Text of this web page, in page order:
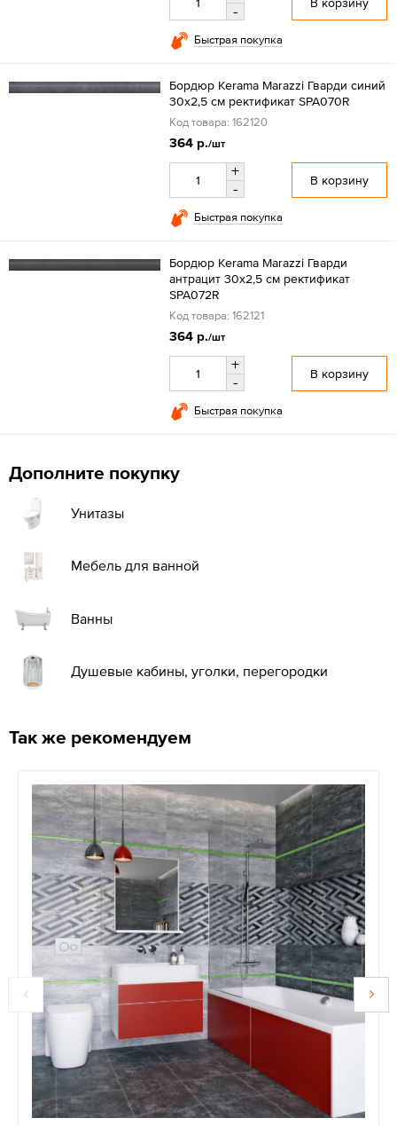
-
Быстрая покупка
Бордюр Kerama Marazzi Гварди синий
30х2,5 см ректификат SPA070R
Код товара: 162120
364 р./шт
+
-
В корзину
Быстрая покупка
Бордюр Kerama Marazzi Гварди
антрацит 30х2,5 см ректификат
SPA072R
Код товара: 162121
364 р./шт
+
-
В корзину
Быстрая покупка
Дополните покупку
Унитазы
Мебель для ванной
Ванны
Душевые кабины, уголки, перегородки
Так же рекомендуем